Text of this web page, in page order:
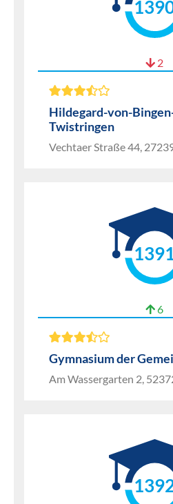
2
Hildegard-von-
Twistringen
Vechtaer Straße 44,
6
Gymnasium der
Am Wassergarten 2,